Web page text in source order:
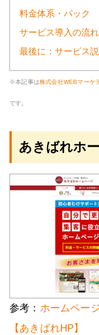
料金体系・パック
サービス導入の流れ
最後に：サービス
※本記事は株式会社WEBマーケ
です。
あきばれホ
参考： ホームペー
【あきばれHP】